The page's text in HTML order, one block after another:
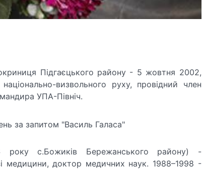
Підгаєцького району - 5 жовтня 2002,
визвольного руху, провідний член
УПА-Північ.
року с.Божиків Бережанського району) -
медицини, доктор медичних наук. 1988–1998 -